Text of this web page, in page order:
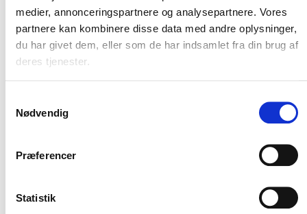
medier, annonceringspartnere og analysepartnere. Vores
partnere kan kombinere disse data med andre oplysninger,
du har givet dem, eller som de har indsamlet fra din brug af
deres tjenester.
Nødvendig
Præferencer
Statistik
relevante nyhedsbreve.